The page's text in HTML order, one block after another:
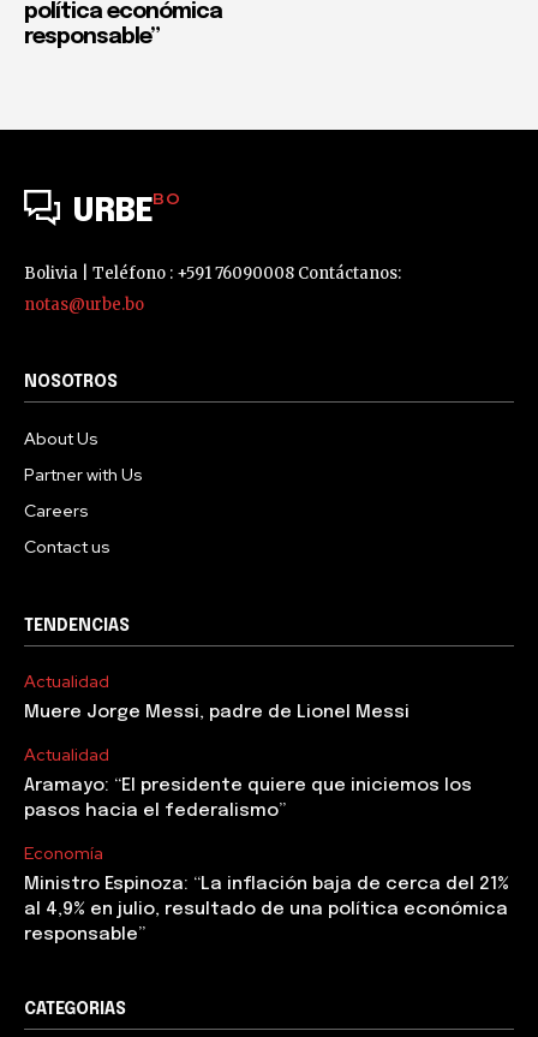
política económica
responsable”
URBEBO
Bolivia | Teléfono : +591 76090008 Contáctanos:
notas@urbe.bo
NOSOTROS
About Us
Partner with Us
Careers
Contact us
TENDENCIAS
Actualidad
Muere Jorge Messi, padre de Lionel Messi
Actualidad
Aramayo: “El presidente quiere que iniciemos los
pasos hacia el federalismo”
Economía
Ministro Espinoza: “La inflación baja de cerca del 21%
al 4,9% en julio, resultado de una política económica
responsable”
CATEGORIAS